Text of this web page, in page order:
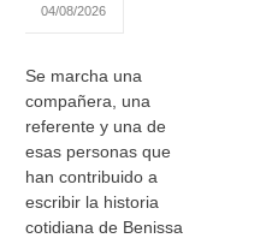
04/08/2026
Se marcha una
compañera, una
referente y una de
esas personas que
han contribuido a
escribir la historia
cotidiana de Benissa